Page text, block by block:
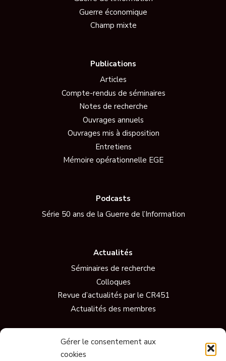
Gérer le consentement aux
cookies
Guerre économique
Champ mixte
Publications
Articles
Compte-rendus de séminaires
Notes de recherche
Ouvrages annuels
Ouvrages mis à disposition
Entretiens
Mémoire opérationnelle EGE
Podcasts
Série 50 ans de la Guerre de l’Information
Actualités
Séminaires de recherche
Colloques
Revue d’actualités par le CR451
Actualités des membres
Vidéos